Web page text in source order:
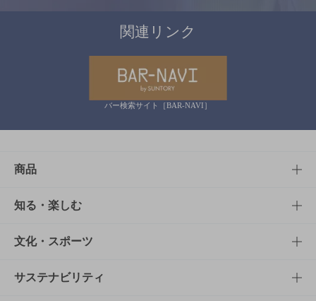
関連リンク
バー検索サイト［BAR-NAVI］
商品
商品TOP
商品一覧
商品発売情報
知る・楽しむ
知る・楽しむTOP
キャンペーン
文化・スポーツ
文化・スポーツTOP
サステナビリティ